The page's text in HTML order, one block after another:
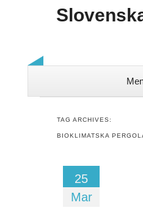
TAG ARCHIVES:
BIOKLIMATSKA
25
Mar